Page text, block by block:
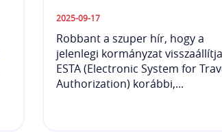
2025-09-17
Robbant a szuper hír, hogy a
jelenlegi kormányzat
ESTA (Electronic System for
Authorization) korábbi,...